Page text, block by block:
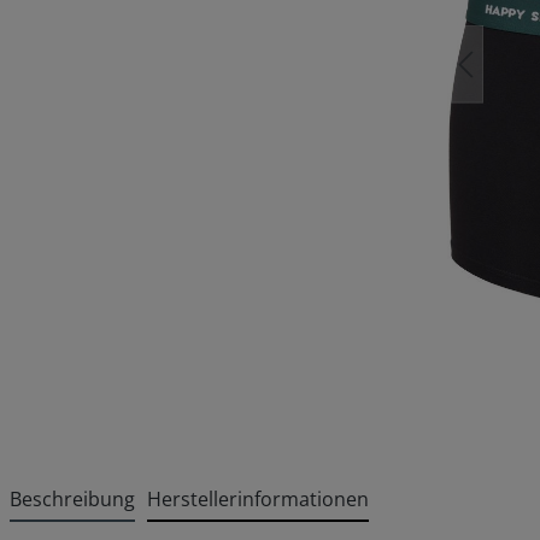
Beschreibung Herstellerinformationen